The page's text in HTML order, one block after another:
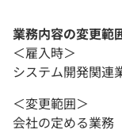
業務内容の変更範
＜雇入時＞
システム開発関連
＜変更範囲＞
会社の定める業務